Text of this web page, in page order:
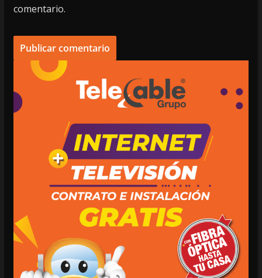
comentario.